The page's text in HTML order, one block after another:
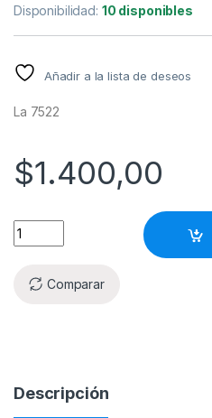
Disponibilidad: 10 disponibles
Añadir a la lista de deseos
La 7522
$1.400,00
Comparar
Descripción